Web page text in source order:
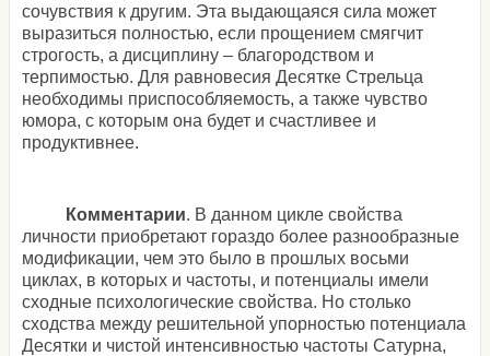
сочувствия к другим. Эта выдающаяся сила может
выразиться полностью, если прощением смягчит
строгость, а дисциплину – благородством и
терпимостью. Для равновесия Десятке Стрельца
необходимы приспособляемость, а также чувство
юмора, с которым она будет и счастливее и
продуктивнее.
Комментарии. В данном цикле свойства
личности приобретают гораздо более разнообразные
модификации, чем это было в прошлых восьми
циклах, в которых и частоты, и потенциалы имели
сходные психологические свойства. Но столько
сходства между решительной упорностью потенциала
Десятки и чистой интенсивностью частоты Сатурна,